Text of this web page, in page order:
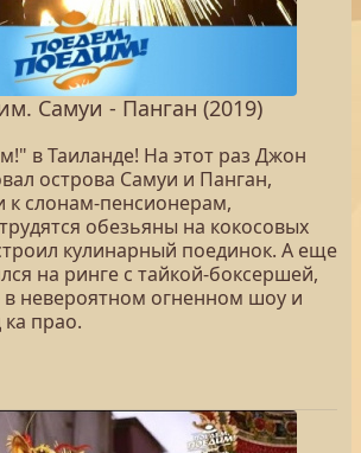
Самуи - Панган (2019)
в Таиланде! На этот раз Джон
острова Самуи и Панган,
к слонам-пенсионерам,
обезьяны на кокосовых
кулинарный поединок. А еще
на ринге с тайкой-боксершей,
в невероятном огненном шоу и
прао.